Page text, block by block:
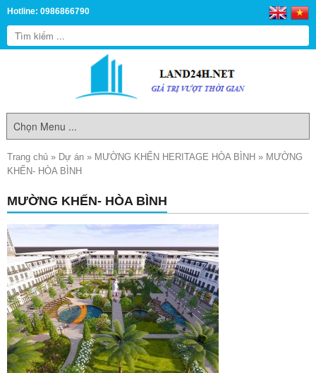
Hotline: 0986866790
Trang chủ » Dự án » MƯỜNG KHẾN HERITAGE HÒA BÌNH » MƯỜNG
KHẾN- HÒA BÌNH
MƯỜNG KHẾN- HÒA BÌNH